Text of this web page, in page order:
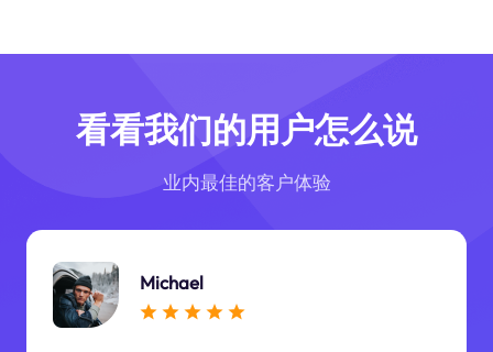
看看我们的用户怎么说
业内最佳的客户体验
Michael